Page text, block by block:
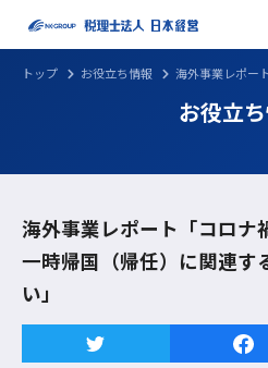
トップ お役立ち情報 海外事業レポート「コロナ禍に
お役立
海外事業レポート「コロナ
一時帰国（帰任）に関連す
い」